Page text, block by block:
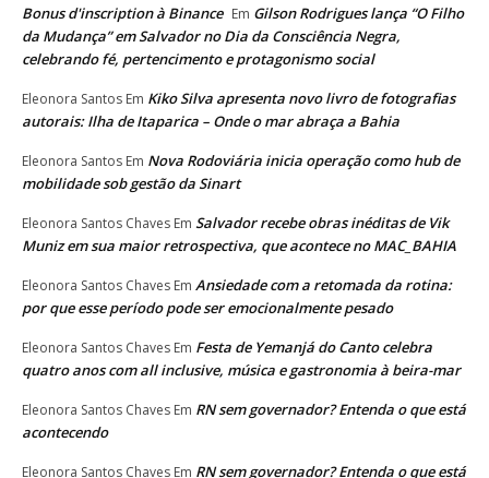
Bonus d'inscription à Binance Em Gilson Rodrigues lança “O Filho
da Mudança” em Salvador no Dia da Consciência Negra,
celebrando fé, pertencimento e protagonismo social
Eleonora Santos Em Kiko Silva apresenta novo livro de fotografias
autorais: Ilha de Itaparica – Onde o mar abraça a Bahia
Eleonora Santos Em Nova Rodoviária inicia operação como hub de
mobilidade sob gestão da Sinart
Eleonora Santos Chaves Em Salvador recebe obras inéditas de Vik
Muniz em sua maior retrospectiva, que acontece no MAC_BAHIA
Eleonora Santos Chaves Em Ansiedade com a retomada da rotina:
por que esse período pode ser emocionalmente pesado
Eleonora Santos Chaves Em Festa de Yemanjá do Canto celebra
quatro anos com all inclusive, música e gastronomia à beira-mar
Eleonora Santos Chaves Em RN sem governador? Entenda o que está
acontecendo
Eleonora Santos Chaves Em RN sem governador? Entenda o que está